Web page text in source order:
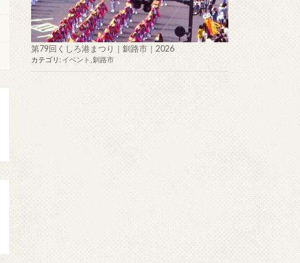
第79回くしろ港まつり｜釧路市｜2026
カテゴリ: イベント 釧路市